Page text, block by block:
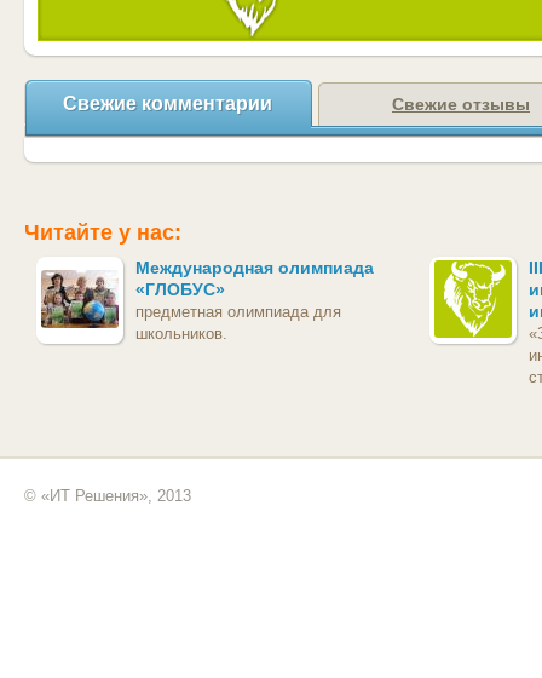
Свежие комментарии Свежие отзывы
Читайте у нас:
Международная олимпиада
«ГЛОБУС»
предметная олимпиада для
школьников.
© «ИТ Решения», 2013